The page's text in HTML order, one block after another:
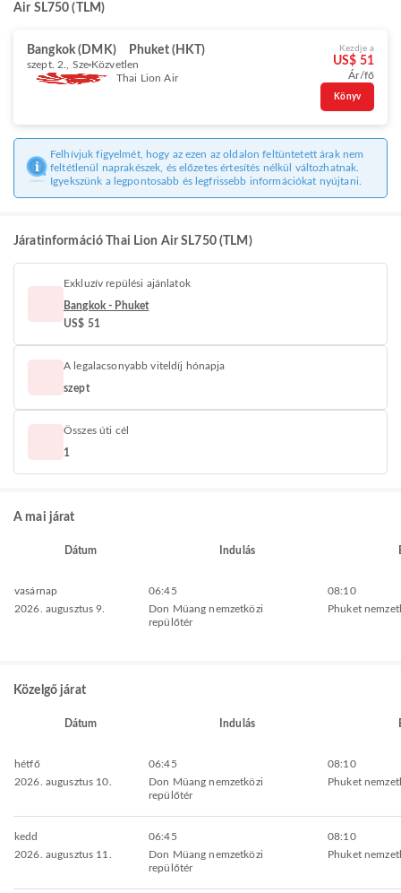
Air SL750 (TLM)
Bangkok (DMK) Phuket (HKT)
szept. 2., Sze Közvetlen
Thai Lion Air
Kezdje a
US$ 51
Ár/fő
Könyv
Felhívjuk figyelmét, hogy az ezen az oldalon feltüntetett árak nem
feltétlenül naprakészek, és előzetes értesítés nélkül változhatnak.
Igyekszünk a legpontosabb és legfrissebb információkat nyújtani.
Járatinformáció Thai Lion Air SL750 (TLM)
Exkluzív repülési ajánlatok
Bangkok - Phuket
US$ 51
A legalacsonyabb viteldíj hónapja
szept
Összes úti cél
1
A mai járat
Dátum Indulás
vasárnap
2026. augusztus 9.
06:45
Don Müang nemzetközi
repülőtér
08:10
Phuket
Közelgő járat
Dátum Indulás
hétfő
2026. augusztus 10.
06:45
Don Müang nemzetközi
repülőtér
08:10
Phuket
kedd
2026. augusztus 11.
06:45
Don Müang nemzetközi
repülőtér
08:10
Phuket